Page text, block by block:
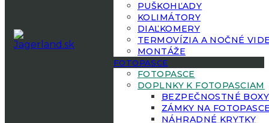
PUŠKOHĽADY
KOLIMÁTORY
DIAĽKOMERY
TERMOVÍZIA A NOČNÉ
MONTÁŽE
FOTOPASCE
FOTOPASCE
DOPLNKY K FOTOPASCIAM
BEZPEČNOSTNÉ BOXY
ZÁMKY NA
NÁHRADNÉ KRYTKY